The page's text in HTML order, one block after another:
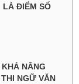
LÀ ĐIỂM SỐ
NĂNG
NGỮ VĂN